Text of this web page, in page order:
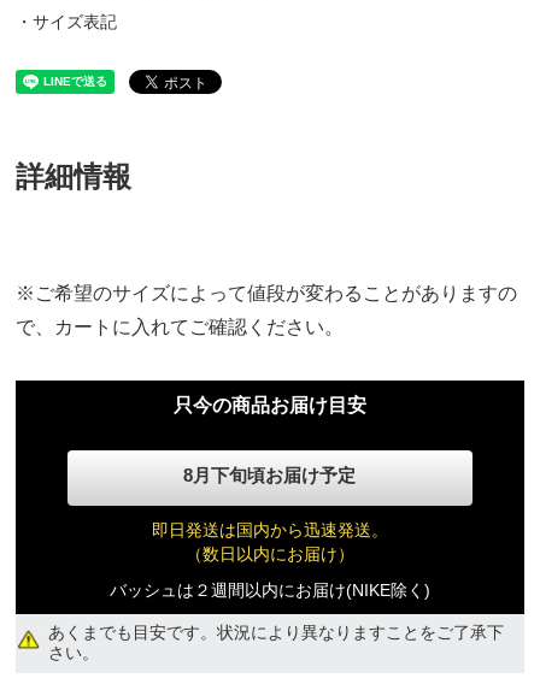
・サイズ表記
詳細情報
※ご希望のサイズによって値段が変わることがありますの
で、カートに入れてご確認ください。
只今の商品お届け目安
8月下旬頃お届け予定
即日発送は国内から迅速発送。
（数日以内にお届け）
バッシュは２週間以内にお届け(NIKE除く)
あくまでも目安です。状況により異なりますことをご了承下
さい。
品切れ